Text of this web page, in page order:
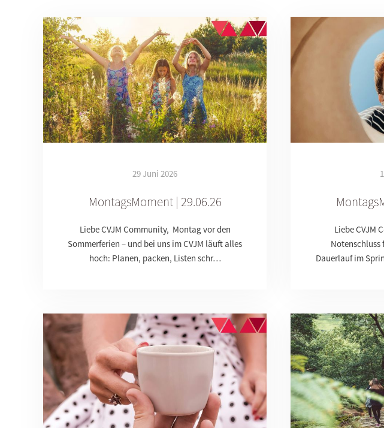
29 Juni 2026
MontagsMoment | 29.06.26
Liebe CVJM Community, Montag vor den
Sommerferien – und bei uns im CVJM läuft alles
hoch: Planen, packen, Listen schr…
Liebe CVJM
Notenschluss
Dauerlauf im